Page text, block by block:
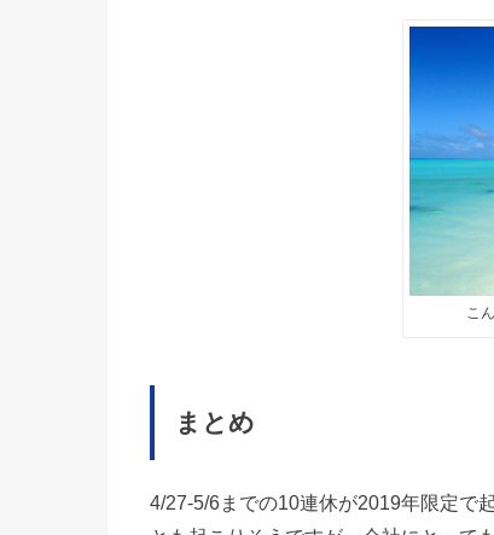
こ
まとめ
4/27-5/6までの10連休が2019年限定で